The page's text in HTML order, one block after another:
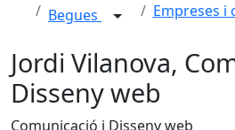
Begues Empreses i
Jordi Vilanova,
Disseny web
Comunicació i Disseny web